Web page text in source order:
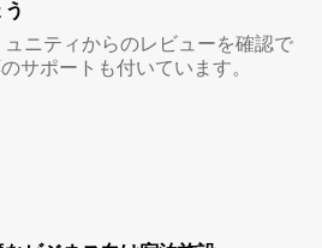
ニティからのレビューを確認で
サポートも付いています。